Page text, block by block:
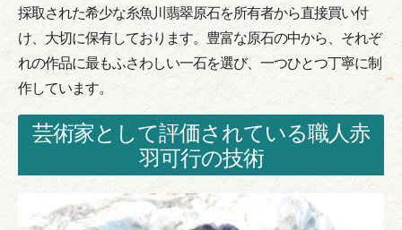
採取された希少な糸魚川翡翠原石を所有者から直接買い付
け、大切に保有しております。豊富な原石の中から、それぞ
れの作品に最もふさわしい一石を選び、一つひとつ丁寧に制
作しています。
芸術家として評価されている職人赤
羽可行の技術